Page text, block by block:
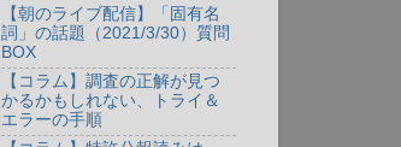
【朝のライブ配信】「固有名
詞」の話題（2021/3/30）質問
BOX
【コラム】調査の正解が見つ
かるかもしれない、トライ＆
エラーの手順